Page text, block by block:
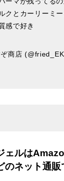
クとカーリーミ
感で好き
商店
ェルは
のネット通販